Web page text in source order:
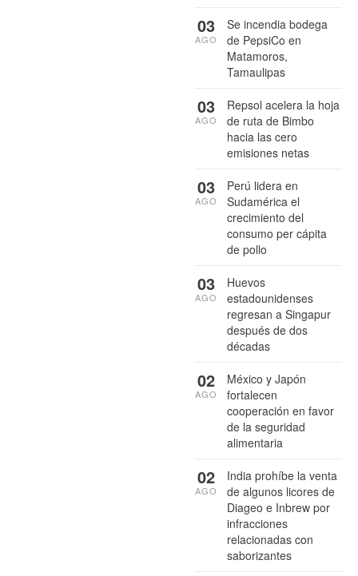
Se incendia bodega
de PepsiCo en
Matamoros,
Tamaulipas
03
AGO
Repsol acelera la hoja
de ruta de Bimbo
hacia las cero
emisiones netas
03
AGO
Perú lidera en
Sudamérica el
crecimiento del
consumo per cápita
de pollo
03
AGO
Huevos
estadounidenses
regresan a Singapur
después de dos
décadas
03
AGO
México y Japón
fortalecen
cooperación en favor
de la seguridad
alimentaria
02
AGO
India prohíbe la venta
de algunos licores de
Diageo e Inbrew por
infracciones
relacionadas con
saborizantes
02
AGO